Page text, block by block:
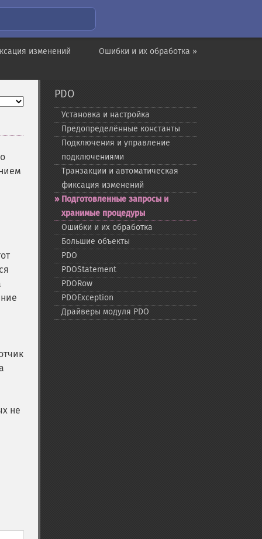
Ошибки и их обработка »
изменений
не
PDO
Установка и настройка
Предопределённые константы
Подключения и управление
подключениями
Транзакции и автоматическая
фиксация изменений
Подготовленные запросы и
хранимые процедуры
Ошибки и их обработка
Большие объекты
PDO
PDOStatement
PDORow
PDOException
Драйверы модуля PDO